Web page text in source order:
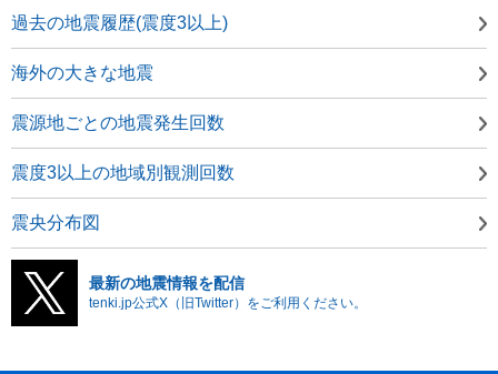
過去の地震履歴(震度3以上)
海外の大きな地震
震源地ごとの地震発生回数
震度3以上の地域別観測回数
震央分布図
最新の地震情報を配信
tenki.jp公式X（旧Twitter）をご利用ください。